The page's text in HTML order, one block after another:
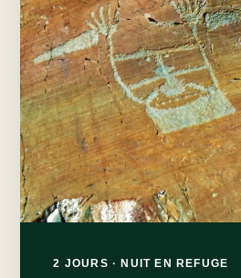
2 JOURS · NUIT EN REFUGE